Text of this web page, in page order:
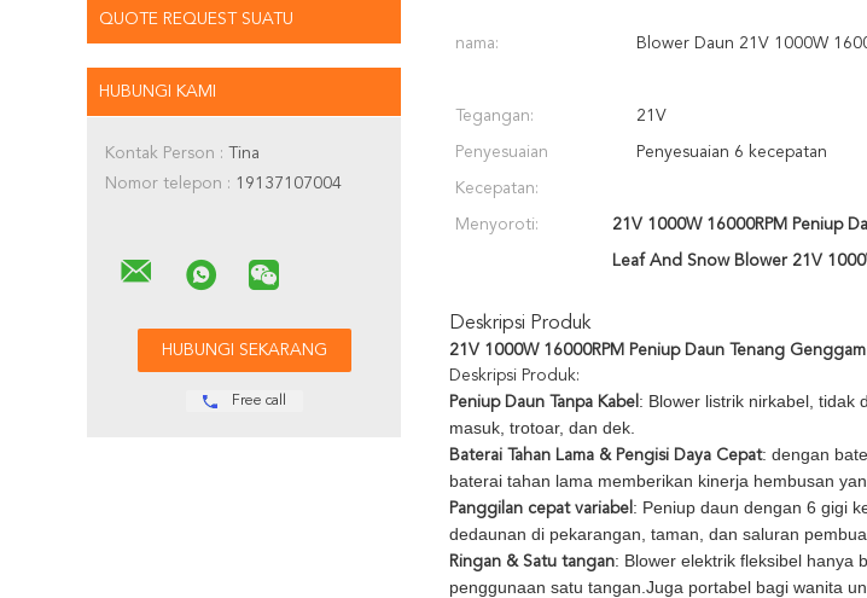
QUOTE REQUEST SUATU
HUBUNGI KAMI
Kontak Person : Tina
Nomor telepon : 19137107004
Free call
nama: Blower Daun 21V 1000W
Tegangan: 21V
Penyesuaian
Kecepatan:
Penyesuaian 6 kecepatan
Menyoroti: 21V 1000W 16000RPM Peniup
Leaf And Snow Blower 21V
Deskripsi Produk
21V 1000W 16000RPM Peniup Daun Tenang
Deskripsi Produk:
Peniup Daun Tanpa Kabel : Blower listrik nirkabel, tidak
masuk, trotoar, dan dek.
Baterai Tahan Lama & Pengisi Daya Cepat: dengan
baterai tahan lama memberikan kinerja hembusan
Panggilan cepat variabel : Peniup daun dengan 6 gigi
dedaunan di pekarangan, taman, dan saluran
Ringan & Satu tangan: Blower elektrik fleksibel hanya
penggunaan satu tangan.Juga portabel bagi wanita